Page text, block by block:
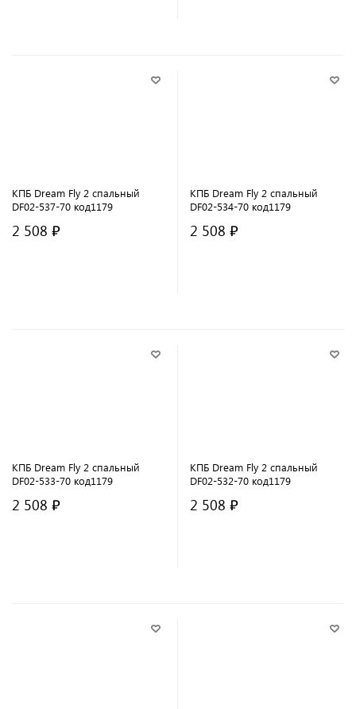
КПБ Dream Fly 2 спальный
DF02-537-70 код1179
2 508 ₽
КПБ Dream Fly 2 спальный
DF02-534-70 код1179
2 508 ₽
КПБ Dream Fly 2 спальный
DF02-533-70 код1179
2 508 ₽
КПБ Dream Fly 2 спальный
DF02-532-70 код1179
2 508 ₽